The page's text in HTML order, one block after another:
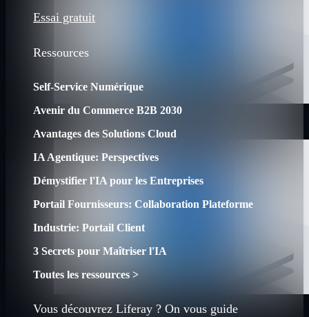
Essai gratuit
Ressources
Self-Service Numérique
Avenir du Commerce B2B 2030
Avantages des Solutions Cloud
IA Agentique: Perspectives
Démystifier l'IA pour les Entreprises
Portail Fournisseurs: Collaboration Plateforme
Industrie: Portail Client
3 Secrets pour Maîtriser l'IA
Toutes les ressources >
Vous découvrez Liferay ? On vous guide